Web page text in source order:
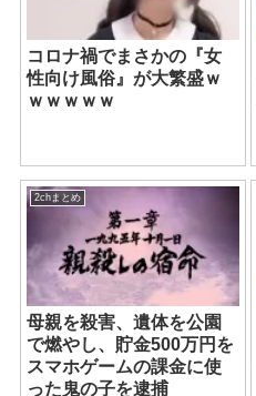
コロナ禍でまさかの『女
性向け風俗』が大繁盛ｗ
ｗｗｗｗｗ
2chまとめ
母親を殺害、遺体を公園
で燃やし、貯金500万円を
スマホゲームの課金に使
った鬼の子を逮捕